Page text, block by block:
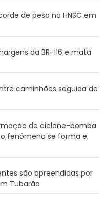
de peso no HNSC em
da BR-116 e mata
caminhões seguida de
de ciclone-bomba
fenômeno se forma e
são apreendidas por
Tubarão